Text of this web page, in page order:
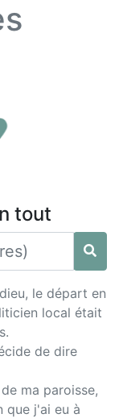
tout
le départ en
local était
de dire
ma paroisse,
que j'ai eu à